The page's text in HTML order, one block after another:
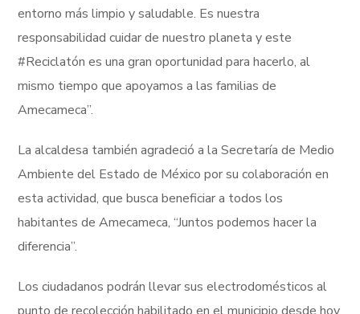
entorno más limpio y saludable. Es nuestra
responsabilidad cuidar de nuestro planeta y este
#Reciclatón es una gran oportunidad para hacerlo, al
mismo tiempo que apoyamos a las familias de
Amecameca”.
La alcaldesa también agradeció a la Secretaría de Medio
Ambiente del Estado de México por su colaboración en
esta actividad, que busca beneficiar a todos los
habitantes de Amecameca, “Juntos podemos hacer la
diferencia”.
Los ciudadanos podrán llevar sus electrodomésticos al